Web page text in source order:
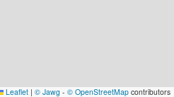
Leaflet | © Jawg - © OpenStreetMap contributors